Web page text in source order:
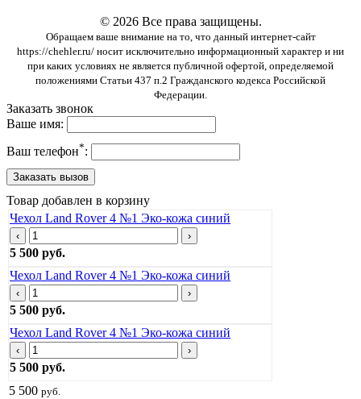
© 2026 Все права защищены.
Обращаем ваше внимание на то, что данный интернет-сайт
https://chehler.ru/ носит исключительно информационный характер и ни
при каких условиях не является публичной офертой, определяемой
положениями Статьи 437 п.2 Гражданского кодекса Российской
Федерации.
Заказать звонок
Ваше имя:
Ваш телефон*:
Товар добавлен в корзину
Чехол Land Rover 4 №1 Эко-кожа синий
‹ ›
5 500 руб.
Чехол Land Rover 4 №1 Эко-кожа синий
‹ ›
5 500 руб.
Чехол Land Rover 4 №1 Эко-кожа синий
‹ ›
5 500 руб.
5 500 руб.